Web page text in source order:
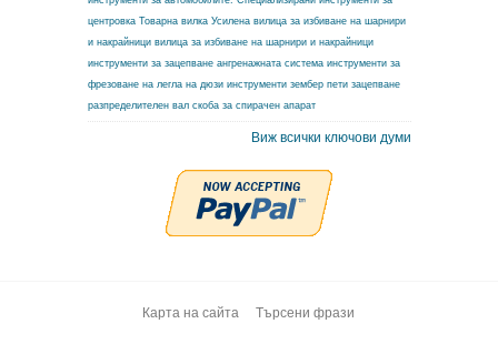
центровка Товарна вилка Усилена вилица за избиване на шарнири
и накрайници вилица за избиване на шарнири и накрайници
инструменти за зацепване ангренажната система инструменти за
фрезоване на легла на дюзи инструменти зембер пети зацепване
разпределителен вал скоба за спирачен апарат
Виж всички ключови думи
Карта на сайта Търсени фрази